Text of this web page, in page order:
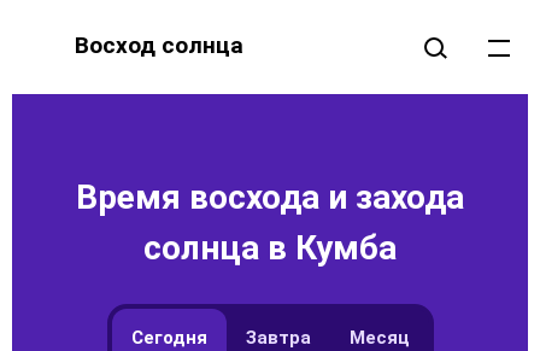
Восход солнца
Время восхода и захода
солнца в Кумба
Сегодня Завтра Месяц